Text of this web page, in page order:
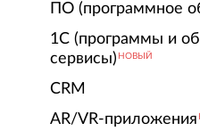
ПО (программное
1С (программы и
сервисы) НОВЫЙ
CRM
AR/VR-приложения